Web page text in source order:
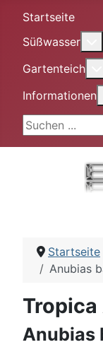
Startseite
Süßwasser
Gartenteich
Informationen
Suchen ...
Startseite
Anubias
Anubias